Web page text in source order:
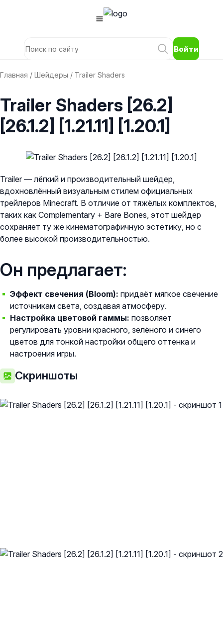
Войти
Главная / Шейдеры / Trailer Shaders
Trailer Shaders [26.2]
[26.1.2] [1.21.11] [1.20.1]
Trailer — лёгкий и производительный шейдер,
вдохновлённый визуальным стилем официальных
трейлеров Minecraft. В отличие от тяжёлых комплектов,
таких как Complementary + Bare Bones, этот шейдер
сохраняет ту же кинематографичную эстетику, но с
более высокой производительностью.
Он предлагает:
Эффект свечения (Bloom): придаёт мягкое свечение
источникам света, создавая атмосферу.
Настройка цветовой гаммы: позволяет
регулировать уровни красного, зелёного и синего
цветов для тонкой настройки общего оттенка и
настроения игры.
Скриншоты